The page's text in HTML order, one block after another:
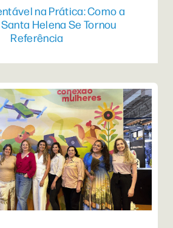
na Prática: Como a
Helena Se Tornou
Referência